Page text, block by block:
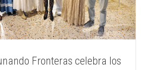
Fronteras celebra los